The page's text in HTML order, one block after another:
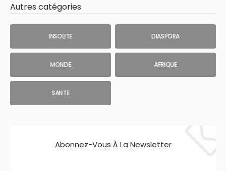
Autres catégories
INSOLITE DIASPORA
MONDE AFRIQUE
SANTE
Abonnez-Vous À La Newsletter